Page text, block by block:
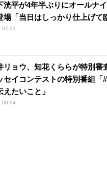
洸平が4年半ぶりにオールナ
場「当日はしっかり仕上げて
リョウ、知花くららが特別審
セイコンテストの特別番組「
えたいこと」